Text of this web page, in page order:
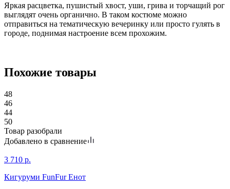
Яркая расцветка, пушистый хвост, уши, грива и торчащий рог
выглядят очень органично. В таком костюме можно
отправиться на тематическую вечеринку или просто гулять в
городе, поднимая настроение всем прохожим.
Похожие товары
48
46
44
50
Товар разобрали
Добавлено в сравнение
3 710 р.
Кигуруми FunFur Енот